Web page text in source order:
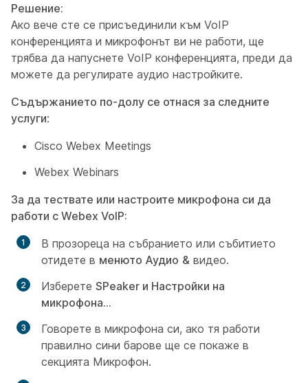
Решение:
Ако вече сте се присъединили към VoIP
конференцията и микрофонът ви не работи, ще
трябва да напуснете VoIP конференцията, преди да
можете да регулирате аудио настройките.
Съдържанието по-долу се отнася за следните
услуги:
Cisco Webex Meetings
Webex Webinars
За да тествате или настроите микрофона си да
работи с Webex VoIP:
В прозореца на събранието или събитието
отидете в менюто Аудио & видео.
Изберете SPeaker и Настройки на
микрофона...
Говорете в микрофона си, ако тя работи
правилно сини барове ще се покаже в
секцията Микрофон.